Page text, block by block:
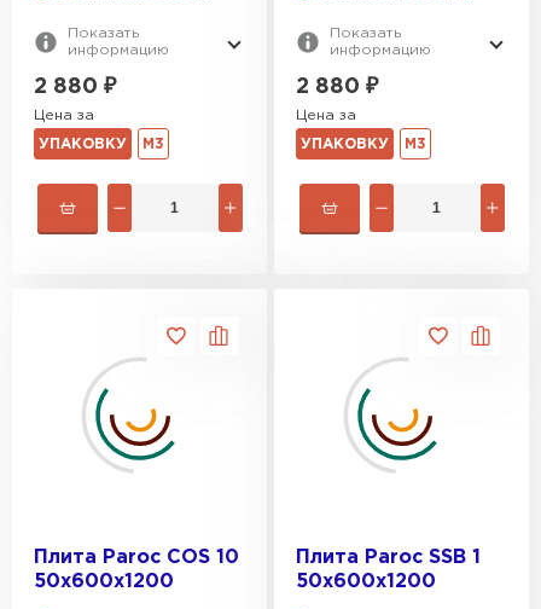
Показать
информацию
2 880 ₽
Цена за
УПАКОВКУ М3
Показать
информацию
2 880 ₽
Цена за
УПАКОВКУ М3
Плита Paroc COS 10
50х600х1200
Плита Paroc SSB 1
50х600х1200